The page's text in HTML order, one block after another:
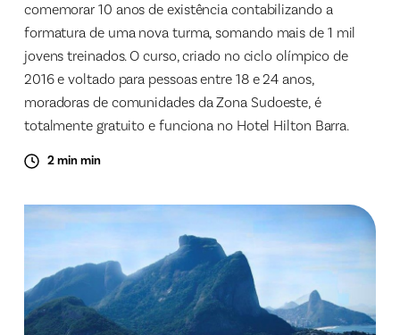
comemorar 10 anos de existência contabilizando a
formatura de uma nova turma, somando mais de 1 mil
jovens treinados. O curso, criado no ciclo olímpico de
2016 e voltado para pessoas entre 18 e 24 anos,
moradoras de comunidades da Zona Sudoeste, é
totalmente gratuito e funciona no Hotel Hilton Barra.
2 min min